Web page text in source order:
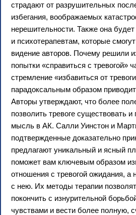
страдают от разрушительных
избегания, воображаемых
нерешительности. Также она
и психотерапевтам, которые
видение авторов. Почему решили
попытки «справиться с тревогой»
стремление «избавиться от
парадоксальным образом
Авторы утверждают, что более
позволить тревоге существовать
мысль в АК. Салли Уинстон и
подтвержденные доказательно
предлагают уникальный и ясный
поможет вам ключевым образом
отношения с тревогой ожидания, а
с нею. Их методы терапии
покончить с изнурительной
чувствами и вести более полную,